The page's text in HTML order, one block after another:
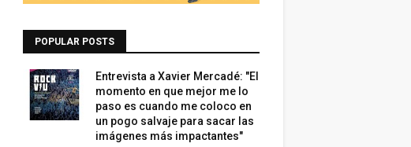
POPULAR POSTS
Entrevista a Xavier Mercadé: "El
momento en que mejor me lo
paso es cuando me coloco en
un pogo salvaje para sacar las
imágenes más impactantes"